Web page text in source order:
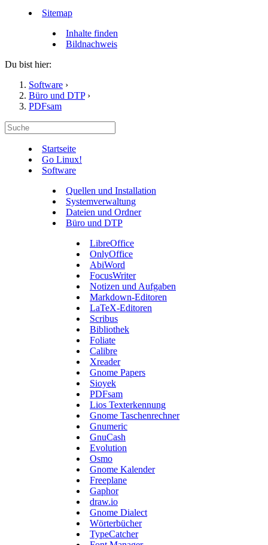
Sitemap
Inhalte finden
Bildnachweis
Du bist hier:
Software ›
Büro und DTP ›
PDFsam
Startseite
Go Linux!
Software
Quellen und Installation
Systemverwaltung
Dateien und Ordner
Büro und DTP
LibreOffice
OnlyOffice
AbiWord
FocusWriter
Notizen und Aufgaben
Markdown-Editoren
LaTeX-Editoren
Scribus
Bibliothek
Foliate
Calibre
Xreader
Gnome Papers
Sioyek
PDFsam
Lios Texterkennung
Gnome Taschenrechner
Gnumeric
GnuCash
Evolution
Osmo
Gnome Kalender
Freeplane
Gaphor
draw.io
Gnome Dialect
Wörterbücher
TypeCatcher